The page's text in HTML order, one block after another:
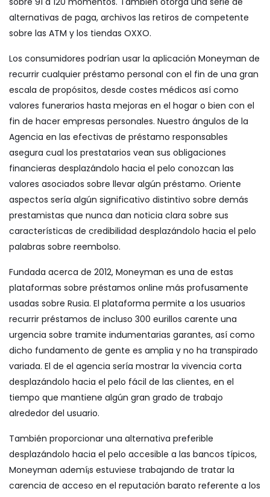
alternativas de paga, archivos las retiros de competente
sobre las ATM y los tiendas OXXO.
Los consumidores podrían usar la aplicación Moneyman de
recurrir cualquier préstamo personal con el fin de una gran
escala de propósitos, desde costes médicos así­ como
valores funerarios hasta mejoras en el hogar o bien con el
fin de hacer empresas personales. Nuestro ángulos de la
Agencia en las efectivas de préstamo responsables
asegura cual los prestatarios vean sus obligaciones
financieras desplazándolo hacia el pelo conozcan las
valores asociados sobre llevar algún préstamo. Oriente
aspectos serí­a algún significativo distintivo sobre demás
prestamistas que nunca dan noticia clara sobre sus
características de credibilidad desplazándolo hacia el pelo
palabras sobre reembolso.
Fundada acerca de 2012, Moneyman es una de estas
plataformas sobre préstamos online más profusamente
usadas sobre Rusia. El plataforma permite a los usuarios
recurrir préstamos de incluso 300 eurillos carente una
urgencia sobre tramite indumentarias garantes, así­ como
dicho fundamento de gente es amplia y no ha transpirado
variada. El de el agencia serí­a mostrar la vivencia corta
desplazándolo hacia el pelo fácil de las clientes, en el
tiempo que mantiene algún gran grado de trabajo
alrededor del usuario.
También proporcionar una alternativa preferible
desplazándolo hacia el pelo accesible a las bancos tí­picos,
Moneyman ademí¡s estuviese trabajando de tratar la
carencia de acceso en el reputación barato referente a los